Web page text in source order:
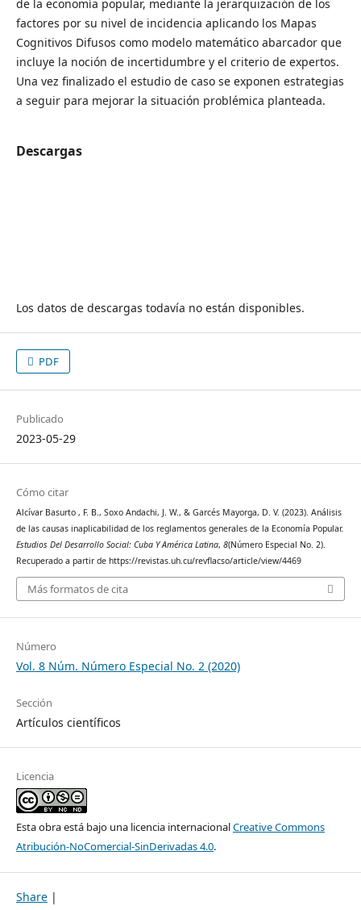
de la economía popular, mediante la jerarquización de los
factores por su nivel de incidencia aplicando los Mapas
Cognitivos Difusos como modelo matemático abarcador que
incluye la noción de incertidumbre y el criterio de expertos.
Una vez finalizado el estudio de caso se exponen estrategias
a seguir para mejorar la situación problémica planteada.
Descargas
Los datos de descargas todavía no están disponibles.
PDF
Publicado
2023-05-29
Cómo citar
Alcívar Basurto , F. B., Soxo Andachi, J. W., & Garcés Mayorga, D. V. (2023). Análisis
de las causas inaplicabilidad de los reglamentos generales de la Economía Popular.
Estudios Del Desarrollo Social: Cuba Y América Latina, 8(Número Especial No. 2).
Recuperado a partir de https://revistas.uh.cu/revflacso/article/view/4469
Más formatos de cita
Número
Vol. 8 Núm. Número Especial No. 2 (2020)
Sección
Artículos científicos
Licencia
Esta obra está bajo una licencia internacionalCreative Commons
Atribución-NoComercial-SinDerivadas 4.0.
Share |